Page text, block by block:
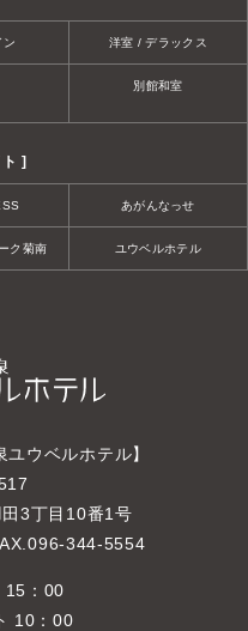
ウベルホテル】
3丁目10番1号
344-5554
15：00
10：00
ン 洋室 / デラックス
別館和室
]
あがんなっせ
ク菊南 ユウベルホテル